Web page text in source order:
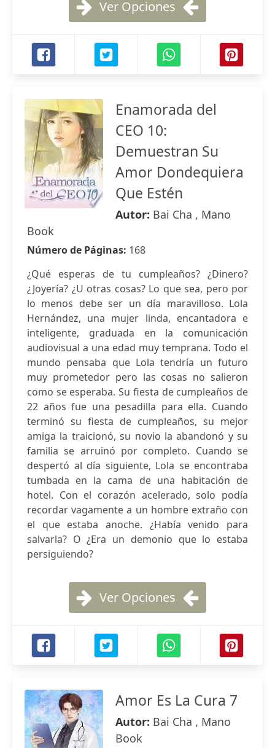
Ver Opciones
Enamorada del
CEO 10:
Demuestran Su
Amor Dondequiera
Que Estén
Autor: Bai Cha , Mano
Book
Número de Páginas: 168
¿Qué esperas de tu cumpleaños? ¿Dinero?
¿Joyería? ¿U otras cosas? Lo que sea, pero por
lo menos debe ser un día maravilloso. Lola
Hernández, una mujer linda, encantadora e
inteligente, graduada en la comunicación
audiovisual a una edad muy temprana. Todo el
mundo pensaba que Lola tendría un futuro
muy prometedor pero las cosas no salieron
como se esperaba. Su fiesta de cumpleaños de
22 años fue una pesadilla para ella. Cuando
terminó su fiesta de cumpleaños, su mejor
amiga la traicionó, su novio la abandonó y su
familia se arruinó por completo. Cuando se
despertó al día siguiente, Lola se encontraba
tumbada en la cama de una habitación de
hotel. Con el corazón acelerado, solo podía
recordar vagamente a un hombre extraño con
el que estaba anoche. ¿Había venido para
salvarla? O ¿Era un demonio que lo estaba
persiguiendo?
Ver Opciones
Amor Es La Cura 7
Autor: Bai Cha , Mano
Book